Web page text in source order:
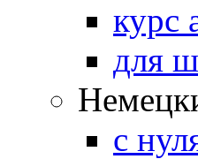
курс
для
с